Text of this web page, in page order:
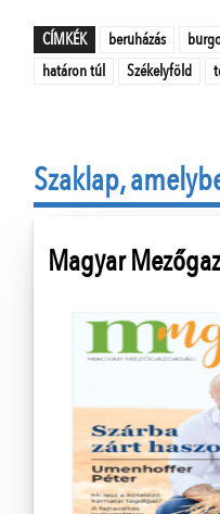
CÍMKÉK beruházás
határon túl
Székelyföld
Szaklap,
Magyar